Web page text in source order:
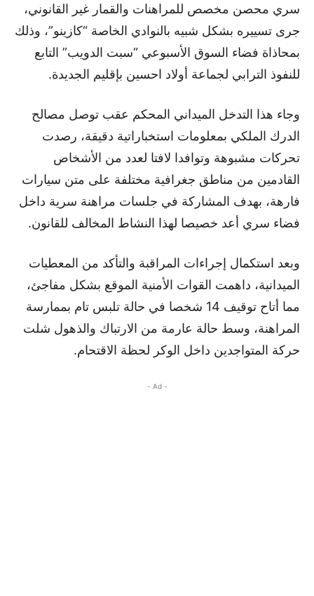
سري محصن مخصص للمراهنات والقمار غير القانوني،
جرى تسييره بشكل شبيه بالنوادي الخاصة “كازينو”، وذلك
بمحاذاة فضاء السوق الأسبوعي “سبت الدويب” التابع
للنفوذ الترابي لجماعة أولاد احسين بإقليم الجديدة.
وجاء هذا التدخل الميداني المحكم عقب توصل مصالح
الدرك الملكي بمعلومات استخباراتية دقيقة، رصدت
تحركات مشبوهة وتوافدا لافتا لعدد من الأشخاص
القادمين من مناطق جغرافية مختلفة على متن سيارات
فارهة، بهدف المشاركة في جلسات مراهنة سرية داخل
فضاء سري أعد خصيصا لهذا النشاط المخالف للقانون.
وبعد استكمال إجراءات المراقبة والتأكد من المعطيات
الميدانية، داهمت القوات الأمنية الموقع بشكل مفاجئ،
مما أتاح توقيف 14 شخصا في حالة تلبس تام بممارسة
المراهنة، وسط حالة عارمة من الارتباك والذهول شلت
حركة المتواجدين داخل الوكر لحظة الاقتحام.
- Ad -